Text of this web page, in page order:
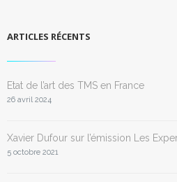
ARTICLES RÉCENTS
Etat de l’art des TMS en France
26 avril 2024
Xavier Dufour sur l’émission Les
5 octobre 2021